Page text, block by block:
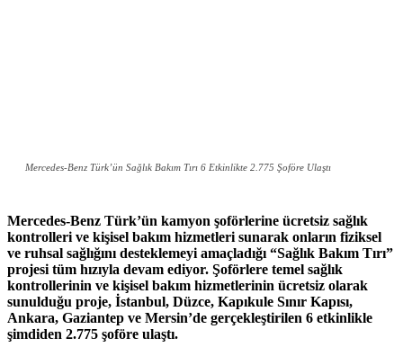
Mercedes-Benz Türk’ün Sağlık Bakım Tırı 6 Etkinlikte 2.775 Şoföre Ulaştı
Mercedes-Benz Türk’ün kamyon şoförlerine ücretsiz sağlık
kontrolleri ve kişisel bakım hizmetleri sunarak onların fiziksel
ve ruhsal sağlığını desteklemeyi amaçladığı “Sağlık Bakım Tırı”
projesi tüm hızıyla devam ediyor. Şoförlere temel sağlık
kontrollerinin ve kişisel bakım hizmetlerinin ücretsiz olarak
sunulduğu proje, İstanbul, Düzce, Kapıkule Sınır Kapısı,
Ankara, Gaziantep ve Mersin’de gerçekleştirilen 6 etkinlikle
şimdiden 2.775 şoföre ulaştı.